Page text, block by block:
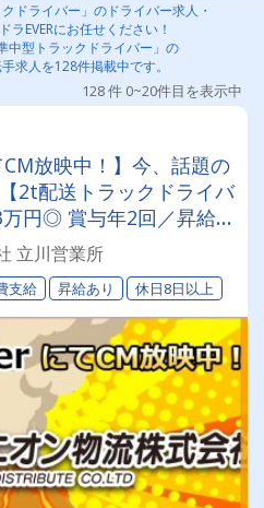
ドライバー」のドライバー求人・
ラEVERにお任せください！
中型トラックドライバー」の
求人を128件掲載中です。
128 件 0~20件目を表示中
CM放映中！】今、話題の
2t配送トラックドライバ
円◎ 賞与年2回／昇給有
安定／未経験歓迎◎【年
もあり◎プライベート充
働く。東京ユニオン物
送りませんか？
立川営業所
支給 昇給あり 休日8日以上